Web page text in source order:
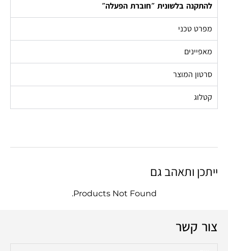
להתקנה בלשונית ״חוברת הפעלה״
מפרט טכני
מאפיינים
סרטון המוצר
קטלוג
ייתכן ותאהב גם
Products Not Found.
צור קשר